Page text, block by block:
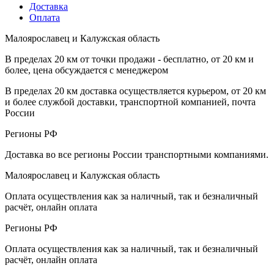
Доставка
Оплата
Малоярославец и Калужская область
В пределах 20 км от точки продажи - бесплатно, от 20 км и
более, цена обсуждается с менеджером
В пределах 20 км доставка осуществляется курьером, от 20 км
и более службой доставки, транспортной компанией, почта
России
Регионы РФ
Доставка во все регионы России транспортными компаниями.
Малоярославец и Калужская область
Оплата осуществления как за наличный, так и безналичный
расчёт, онлайн оплата
Регионы РФ
Оплата осуществления как за наличный, так и безналичный
расчёт, онлайн оплата